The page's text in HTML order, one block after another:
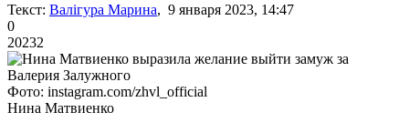
Текст: Валігура Марина, 9 января 2023, 14:47
0
20232
Фото: instagram.com/zhvl_official
Нина Матвиенко